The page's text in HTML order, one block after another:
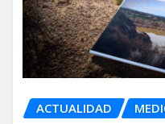
ACTUALIDAD